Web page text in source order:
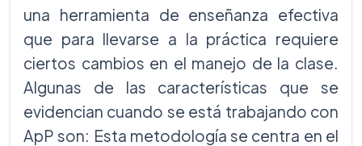
una herramienta de enseñanza efectiva
que para llevarse a la práctica requiere
ciertos cambios en el manejo de la clase.
Algunas de las características que se
evidencian cuando se está trabajando con
ApP son: Esta metodología se centra en el